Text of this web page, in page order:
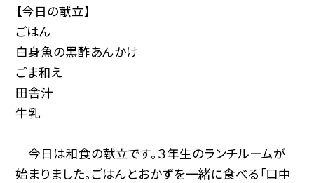
【今日の献立】
ごはん
白身魚の黒酢あんかけ
ごま和え
田舎汁
牛乳
今日は和食の献立です。３年生のランチルームが
始まりました。ごはんとおかずを一緒に食べる「口中